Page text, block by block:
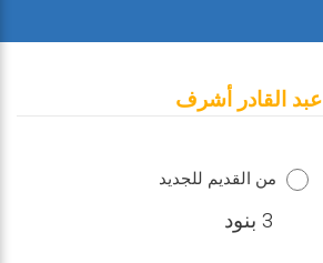
عبد القادر أشرف
من القديم للجديد
3 بنود